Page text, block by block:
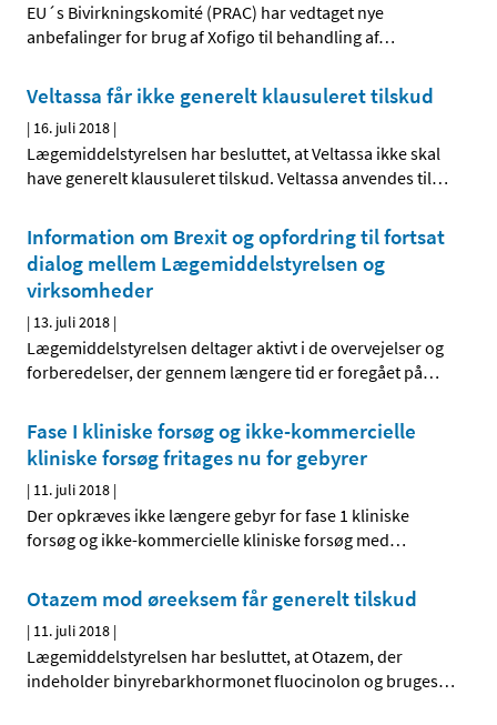
EU´s Bivirkningskomité (PRAC) har vedtaget nye
anbefalinger for brug af Xofigo til behandling af…
Veltassa får ikke generelt klausuleret tilskud
| 16. juli 2018 |
Lægemiddelstyrelsen har besluttet, at Veltassa ikke skal
have generelt klausuleret tilskud. Veltassa anvendes til…
Information om Brexit og opfordring til fortsat
dialog mellem Lægemiddelstyrelsen og
virksomheder
| 13. juli 2018 |
Lægemiddelstyrelsen deltager aktivt i de overvejelser og
forberedelser, der gennem længere tid er foregået på…
Fase I kliniske forsøg og ikke-kommercielle
kliniske forsøg fritages nu for gebyrer
| 11. juli 2018 |
Der opkræves ikke længere gebyr for fase 1 kliniske
forsøg og ikke-kommercielle kliniske forsøg med…
Otazem mod øreeksem får generelt tilskud
| 11. juli 2018 |
Lægemiddelstyrelsen har besluttet, at Otazem, der
indeholder binyrebarkhormonet fluocinolon og bruges…